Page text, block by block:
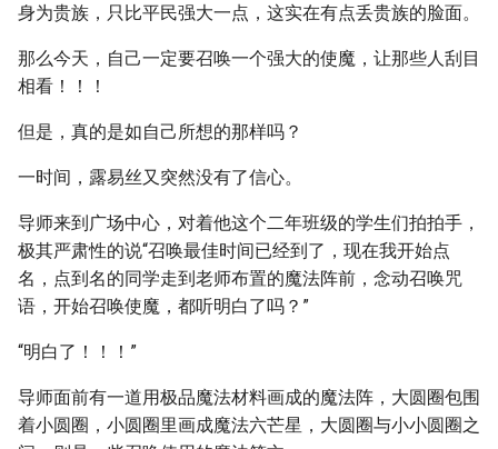
身为贵族，只比平民强大一点，这实在有点丢贵族的脸面。
那么今天，自己一定要召唤一个强大的使魔，让那些人刮目
相看！！！
但是，真的是如自己所想的那样吗？
一时间，露易丝又突然没有了信心。
导师来到广场中心，对着他这个二年班级的学生们拍拍手，
极其严肃性的说“召唤最佳时间已经到了，现在我开始点
名，点到名的同学走到老师布置的魔法阵前，念动召唤咒
语，开始召唤使魔，都听明白了吗？”
“明白了！！！”
导师面前有一道用极品魔法材料画成的魔法阵，大圆圈包围
着小圆圈，小圆圈里画成魔法六芒星，大圆圈与小小圆圈之